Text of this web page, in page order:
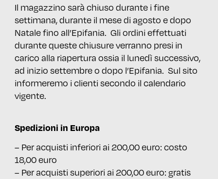
Il magazzino sarà chiuso durante i fine
settimana, durante il mese di agosto e dopo
Natale fino all’Epifania. Gli ordini effettuati
durante queste chiusure verranno presi in
carico alla riapertura ossia il lunedì successivo,
ad inizio settembre o dopo l’Epifania. Sul sito
informeremo i clienti secondo il calendario
vigente.
Spedizioni in Europa
– Per acquisti inferiori ai 200,00 euro: costo
18,00 euro
– Per acquisti superiori ai 200,00 euro: gratis